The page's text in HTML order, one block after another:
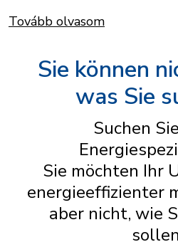
Tovább olvasom
Sie können
was Sie
Suchen
Sie möchten Ihr
energieeffizienter
aber nicht, wie